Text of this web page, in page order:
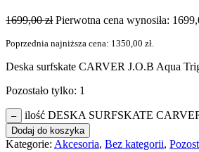
1699,00zł Pierwotna cena wynosiła:
Poprzednia najniższa cena: 1350,00 zł
Deska surfskate CARVER J.O.B Aqua
Pozostało tylko: 1
– ilość DESKA SURFSKATE
Dodaj do koszyka
Kategorie: Akcesoria, Bez kategorii,